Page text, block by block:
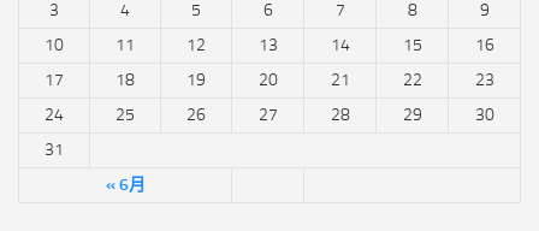
« 6月
3
4 5 6 7 8
9
10
11 12 13 14 15
16
17
18 19 20 21 22
23
24
25 26 27 28 29
30
31